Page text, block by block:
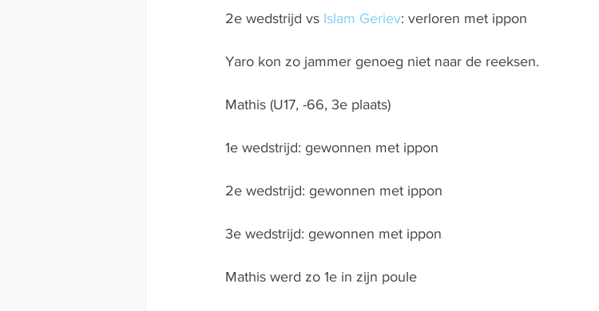
2e wedstrijd vs Islam Geriev: verloren met ippon
Yaro kon zo jammer genoeg niet naar de reeksen.
Mathis (U17, -66, 3e plaats)
1e wedstrijd: gewonnen met ippon
2e wedstrijd: gewonnen met ippon
3e wedstrijd: gewonnen met ippon
Mathis werd zo 1e in zijn poule